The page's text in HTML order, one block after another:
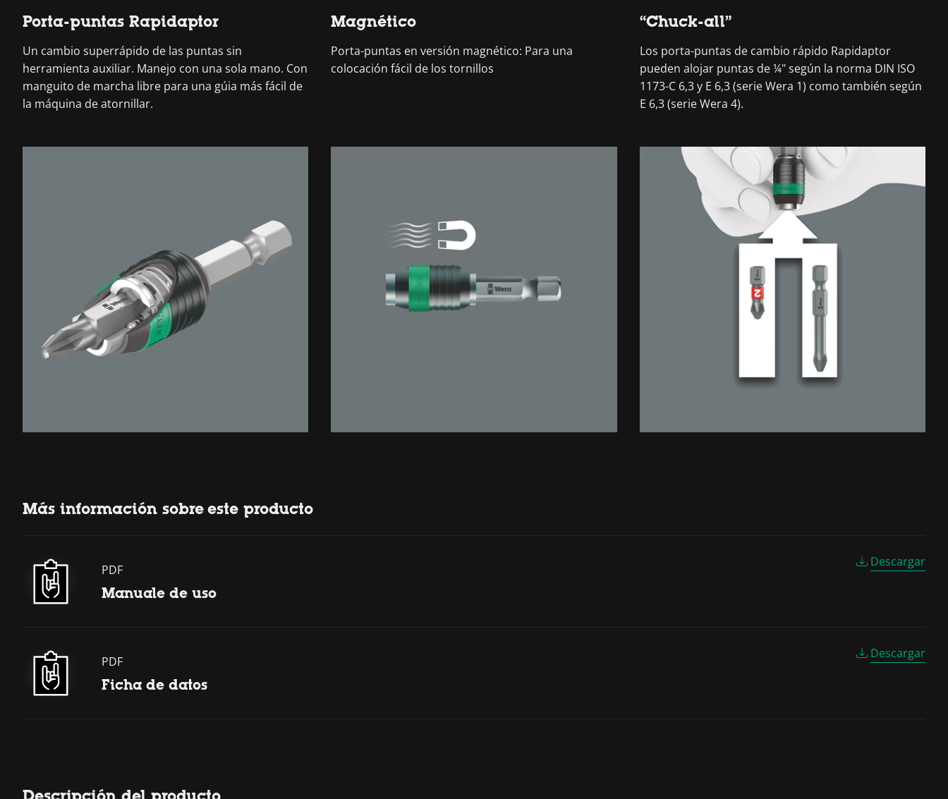
Porta-puntas Rapidaptor
Un cambio superrápido de las puntas sin
herramienta auxiliar. Manejo con una sola mano. Con
manguito de marcha libre para una gúia más fácil de
la máquina de atornillar.
Magnético
Porta-puntas en versión magnético: Para una
colocación fácil de los tornillos
“Chuck-all”
Los porta-puntas de cambio rápido Rapidaptor
pueden alojar puntas de ¼" según la norma DIN ISO
1173-C 6,3 y E 6,3 (serie Wera 1) como también según
E 6,3 (serie Wera 4).
Más información sobre este producto
PDF
Manuale de uso
Descargar
PDF
Ficha de datos
Descargar